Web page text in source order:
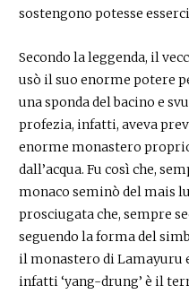
sostengono potesse
Secondo la leggenda, il
usò il suo enorme potere
una sponda del bacino e
profezia, infatti, aveva
enorme monastero
dall’acqua. Fu così che,
monaco seminò del mais
prosciugata che, sempre
seguendo la forma del
il monastero di Lamayuru
infatti ‘yang-drung’ è il